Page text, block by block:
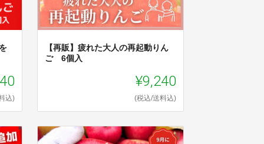
込)
【再販】疲れた大人の再起動りん
ご 6個入
¥9,240
(税込/送料込)